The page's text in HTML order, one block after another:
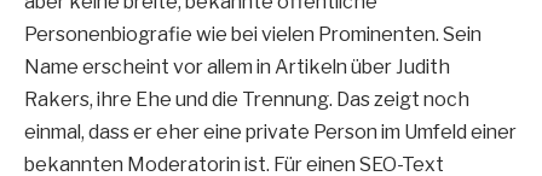
Personenbiografie wie bei vielen Prominenten. Sein
Name erscheint vor allem in Artikeln über Judith
Rakers, ihre Ehe und die Trennung. Das zeigt noch
einmal, dass er eher eine private Person im Umfeld einer
bekannten Moderatorin ist. Für einen SEO-Text